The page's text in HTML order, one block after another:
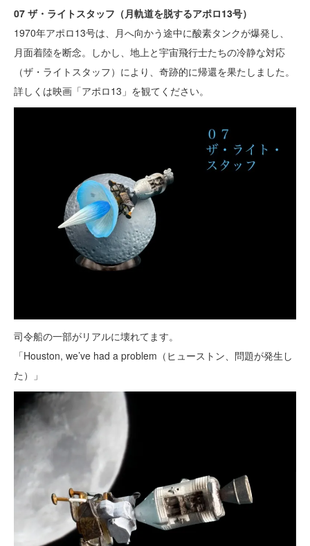
07 ザ・ライトスタッフ（月軌道を脱するアポロ13号）
1970年アポロ13号は、月へ向かう途中に酸素タンクが爆発し、
月面着陸を断念。しかし、地上と宇宙飛行士たちの冷静な対応
（ザ・ライトスタッフ）により、奇跡的に帰還を果たしました。
詳しくは映画「アポロ13」を観てください。
司令船の一部がリアルに壊れてます。
「Houston, we’ve had a problem（ヒューストン、問題が発生し
た）」